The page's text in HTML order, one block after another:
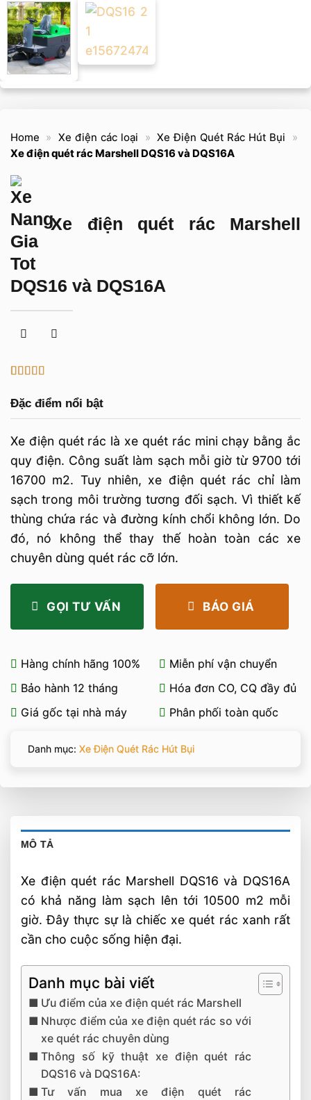
Home » Xe điện các loại » Xe Điện Quét Rác Hút Bụi
»
Xe điện quét rác Marshell DQS16 và DQS16A
Xe điện quét rác Marshell
DQS16 và DQS16A
trênđánh
giá
Đặc điểm nổi bật
Xe điện quét rác là xe quét rác mini chạy bằng ắc
quy điện. Công suất làm sạch mỗi giờ từ 9700 tới
16700 m2. Tuy nhiên, xe điện quét rác chỉ làm
sạch trong môi trường tương đối sạch. Vì thiết kế
thùng chứa rác và đường kính chổi không lớn. Do
đó, nó không thể thay thế hoàn toàn các xe
chuyên dùng quét rác cỡ lớn.
GỌI TƯ VẤN BÁO GIÁ
Hàng chính hãng 100%
Miễn phí vận chuyển
Bảo hành 12 tháng
Hóa đơn CO, CQ đầy đủ
Giá gốc tại nhà máy
Phân phối toàn quốc
Danh mục: Xe Điện Quét Rác Hút Bụi
MÔ TẢ
Xe điện quét rác Marshell DQS16 và DQS16A
có khả năng làm sạch lên tới 10500 m2 mỗi
giờ. Đây thực sự là chiếc xe quét rác xanh rất
cần cho cuộc sống hiện đại.
Danh mục bài viết
Ưu điểm của xe điện quét rác Marshell
Nhược điểm của xe điện quét rác so với
xe quét rác chuyên dùng
Thông số kỹ thuật xe điện quét rác
DQS16 và DQS16A:
Tư vấn mua xe điện quét rác